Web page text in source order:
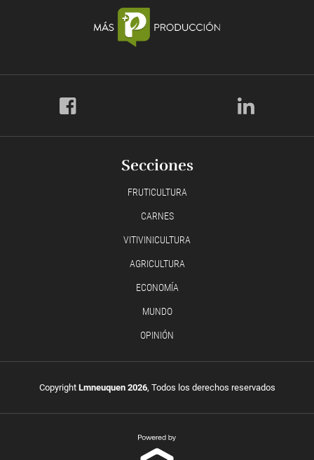
Secciones
FRUTICULTURA
CARNES
VITIVINICULTURA
AGRICULTURA
ECONOMÍA
MUNDO
OPINIÓN
Copyright Lmneuquen 2026, Todos los derechos reservados